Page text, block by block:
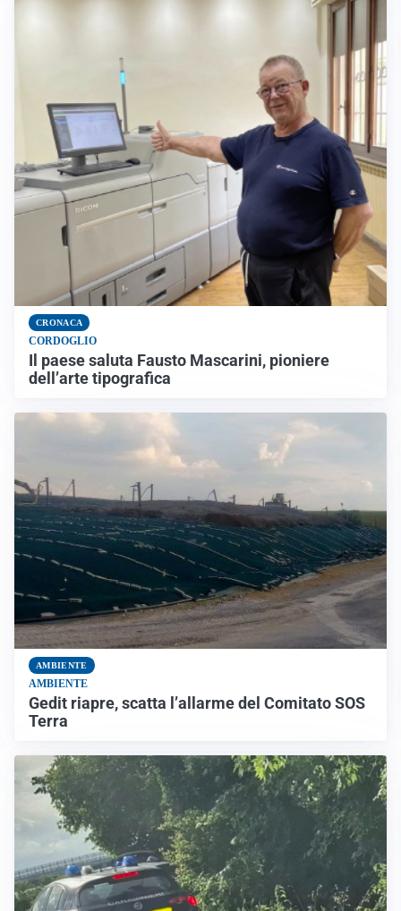
CRONACA
CORDOGLIO
Il paese saluta Fausto Mascarini, pioniere
dell’arte tipografica
AMBIENTE
AMBIENTE
Gedit riapre, scatta l’allarme del Comitato SOS
Terra